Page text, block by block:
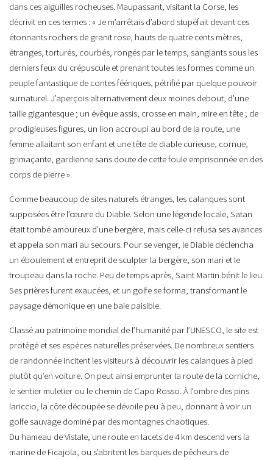
dans ces aiguilles rocheuses. Maupassant, visitant la Corse, les
décrivit en ces termes : « Je m’arrêtais d’abord stupéfait devant ces
étonnants rochers de granit rose, hauts de quatre cents mètres,
étranges, torturés, courbés, rongés par le temps, sanglants sous les
derniers feux du crépuscule et prenant toutes les formes comme un
peuple fantastique de contes féériques, pétrifié par quelque pouvoir
surnaturel. J’aperçois alternativement deux moines debout, d’une
taille gigantesque ; un évêque assis, crosse en main, mire en tête ; de
prodigieuses figures, un lion accroupi au bord de la route, une
femme allaitant son enfant et une tête de diable curieuse, cornue,
grimaçante, gardienne sans doute de cette foule emprisonnée en des
corps de pierre ».
Comme beaucoup de sites naturels étranges, les calanques sont
supposées être l’œuvre du Diable. Selon une légende locale, Satan
était tombé amoureux d’une bergère, mais celle-ci refusa ses avances
et appela son mari au secours. Pour se venger, le Diable déclencha
un éboulement et entreprit de sculpter la bergère, son mari et le
troupeau dans la roche. Peu de temps après, Saint Martin bénit le lieu.
Ses prières furent exaucées, et un golfe se forma, transformant le
paysage démonique en une baie paisible.
Classé au patrimoine mondial de l’humanité par l’UNESCO, le site est
protégé et ses espèces naturelles préservées. De nombreux sentiers
de randonnée incitent les visiteurs à découvrir les calanques à pied
plutôt qu’en voiture. On peut ainsi emprunter la route de la corniche,
le sentier muletier ou le chemin de Capo Rosso. À l’ombre des pins
lariccio, la côte découpée se dévoile peu à peu, donnant à voir un
golfe sauvage dominé par des montagnes chaotiques.
Du hameau de Vistale, une route en lacets de 4 km descend vers la
marine de Ficajola, ou s’abritent les barques de pêcheurs de